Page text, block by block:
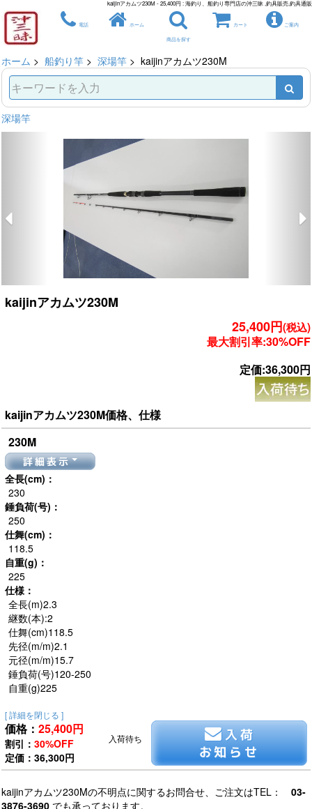
kaijinアカムツ230M - 25,400円 : 海釣り、船釣り専門店の沖三昧 ,釣具販売,釣具通販
電話 ホーム
商品を探す
カート ご案内
ホーム > 船釣り竿 > 深場竿 > kaijinアカムツ230M
深場竿
kaijinアカムツ230M
25,400円(税込)
最大割引率:30%OFF
定価:36,300円
kaijinアカムツ230M価格、仕様
230M
詳細表示
全長(cm)：
230
錘負荷(号)：
250
仕舞(cm)：
118.5
自重(g)：
225
仕様：
全長(m)2.3
継数(本):2
仕舞(cm)118.5
先径(m/m)2.1
元径(m/m)15.7
錘負荷(号)120-250
自重(g)225
[ 詳細を閉じる ]
価格： 25,400円
割引： 30%OFF
定価：36,300円
入荷
お知らせ
入荷待ち
kaijinアカムツ230Mの不明点に関するお問合せ、ご注文はTEL： 03-
3876-3690 でも承っております。